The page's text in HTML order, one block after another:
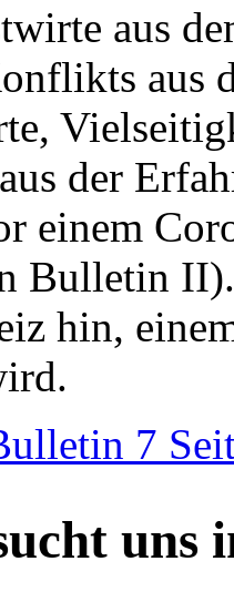
aus
aus
der
einem
Bulletin
hin,
7
uns